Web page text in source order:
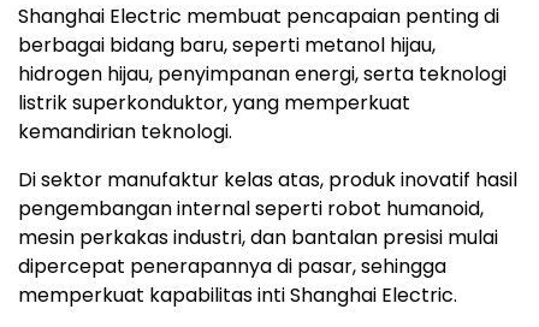
Shanghai Electric membuat pencapaian penting di
berbagai bidang baru, seperti metanol hijau,
hidrogen hijau, penyimpanan energi, serta teknologi
listrik superkonduktor, yang memperkuat
kemandirian teknologi.
Di sektor manufaktur kelas atas, produk inovatif hasil
pengembangan internal seperti robot humanoid,
mesin perkakas industri, dan bantalan presisi mulai
dipercepat penerapannya di pasar, sehingga
memperkuat kapabilitas inti Shanghai Electric.